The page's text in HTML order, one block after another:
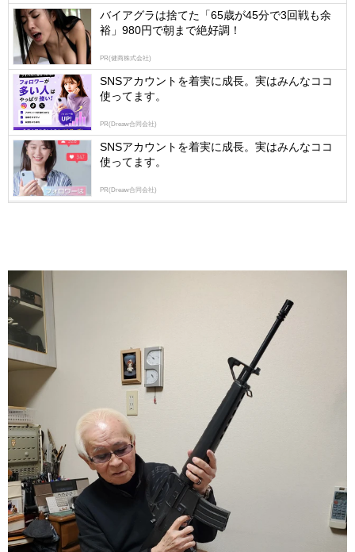
バイアグラは捨てた「65歳が45分で3回戦も余
裕」980円で朝まで絶好調！
PR(健商株式会社)
SNSアカウントを着実に成長。実はみんなココ
使ってます。
PR(Dreaw合同会社)
SNSアカウントを着実に成長。実はみんなココ
使ってます。
PR(Dreaw合同会社)